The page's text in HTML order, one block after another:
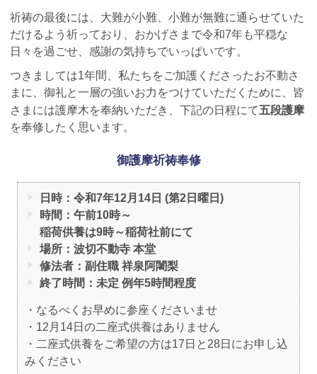
祈祷の最後には、大難が小難、小難が無難に通らせていた
だけるよう祈っており、おかげさまで令和7年も平穏な
日々を過ごせ、感謝の気持ちでいっぱいです。
つきましては1年間、私たちをご加護くださったお不動さ
まに、御礼と一層の強いお力をつけていただくために、皆
さまには護摩木を奉納いただき、下記の日程にて五段護摩
を奉修したく思います。
御護摩祈祷奉修
日時：令和7年12月14日 (第2日曜日)
時間：午前10時～
稲荷供養は9時～稲荷社前にて
場所：波切不動寺 本堂
修法者：副住職 祥泉阿闍梨
終了時間：未定 例年5時間程度
・なるべくお早めに参座くださいませ
・12月14日の二座式供養はありません
・二座式供養をご希望の方は17日と28日にお申し込
みください